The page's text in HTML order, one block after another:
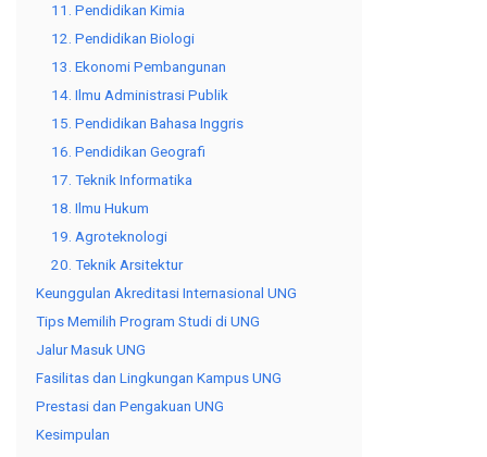
11. Pendidikan Kimia
12. Pendidikan Biologi
13. Ekonomi Pembangunan
14. Ilmu Administrasi Publik
15. Pendidikan Bahasa Inggris
16. Pendidikan Geografi
17. Teknik Informatika
18. Ilmu Hukum
19. Agroteknologi
20. Teknik Arsitektur
Keunggulan Akreditasi Internasional UNG
Tips Memilih Program Studi di UNG
Jalur Masuk UNG
Fasilitas dan Lingkungan Kampus UNG
Prestasi dan Pengakuan UNG
Kesimpulan